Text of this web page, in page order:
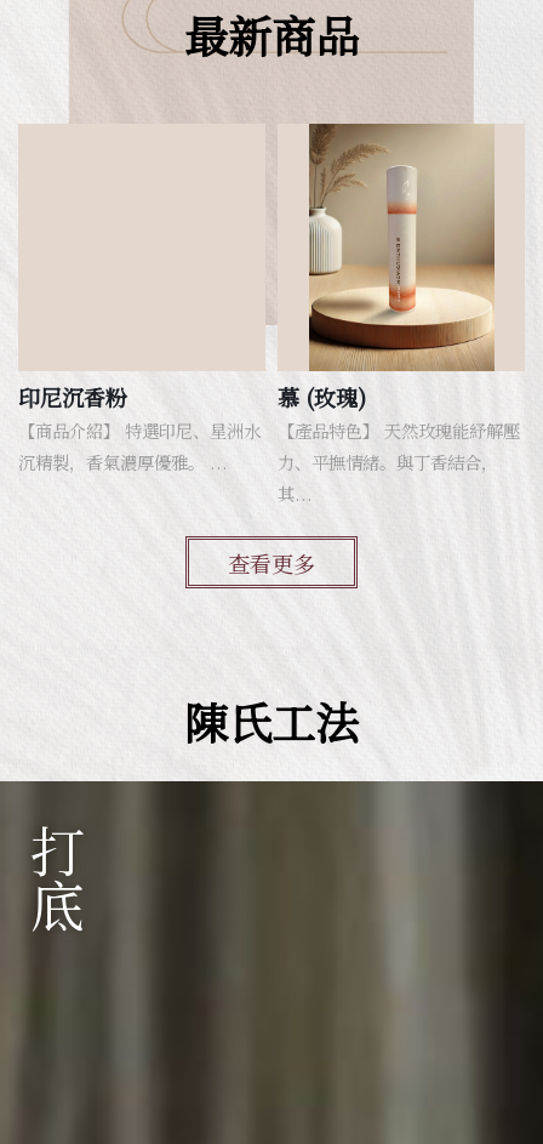
最新商品
印尼沉香粉
【商品介紹】 特選印尼、星洲水
沉精製，香氣濃厚優雅。 ...
慕 (玫瑰)
【產品特色】 天然玫瑰能紓解壓
力、平撫情緒。與丁香結合，
其...
查看更多
陳氏工法
打底